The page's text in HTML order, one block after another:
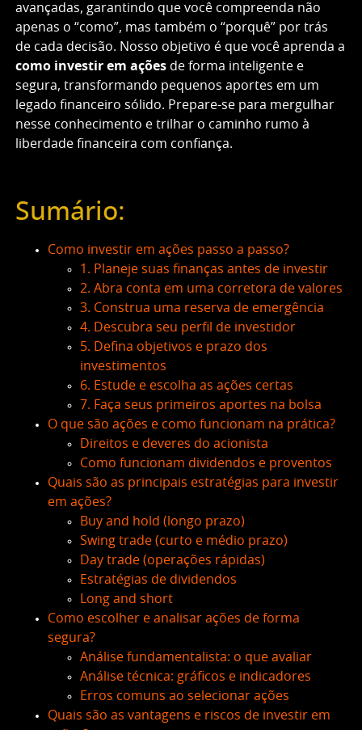
avançadas, garantindo que você compreenda não
apenas o “como”, mas também o “porquê” por trás
de cada decisão. Nosso objetivo é que você aprenda a
como investir em ações de forma inteligente e
segura, transformando pequenos aportes em um
legado financeiro sólido. Prepare-se para mergulhar
nesse conhecimento e trilhar o caminho rumo à
liberdade financeira com confiança.
Sumário:
Como investir em ações passo a passo?
1. Planeje suas finanças antes de investir
2. Abra conta em uma corretora de valores
3. Construa uma reserva de emergência
4. Descubra seu perfil de investidor
5. Defina objetivos e prazo dos
investimentos
6. Estude e escolha as ações certas
7. Faça seus primeiros aportes na bolsa
O que são ações e como funcionam na prática?
Direitos e deveres do acionista
Como funcionam dividendos e proventos
Quais são as principais estratégias para investir
em ações?
Buy and hold (longo prazo)
Swing trade (curto e médio prazo)
Day trade (operações rápidas)
Estratégias de dividendos
Long and short
Como escolher e analisar ações de forma
segura?
Análise fundamentalista: o que avaliar
Análise técnica: gráficos e indicadores
Erros comuns ao selecionar ações
Quais são as vantagens e riscos de investir em